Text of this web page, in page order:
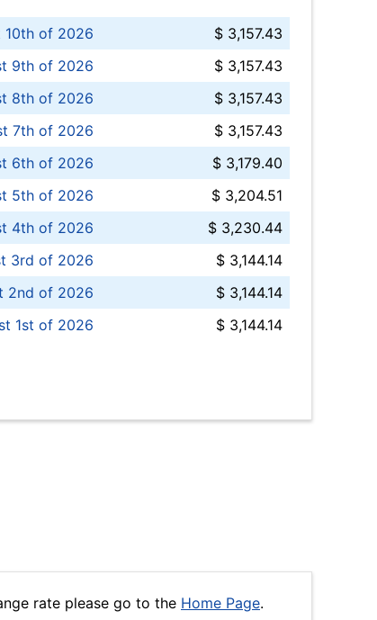
10th of 2026
$ 3,157.43
9th of 2026
$ 3,157.43
8th of 2026
$ 3,157.43
7th of 2026
$ 3,157.43
6th of 2026
$ 3,179.40
5th of 2026
$ 3,204.51
4th of 2026
$ 3,230.44
3rd of 2026
$ 3,144.14
2nd of 2026
$ 3,144.14
1st of 2026
$ 3,144.14
rate please go to the Home Page.